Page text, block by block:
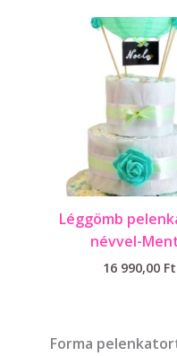
Léggömb
névvel-
16 990,00 Ft
Forma